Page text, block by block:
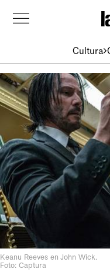
Cultura
Keanu Reeves en John Wick.
Foto: Captura